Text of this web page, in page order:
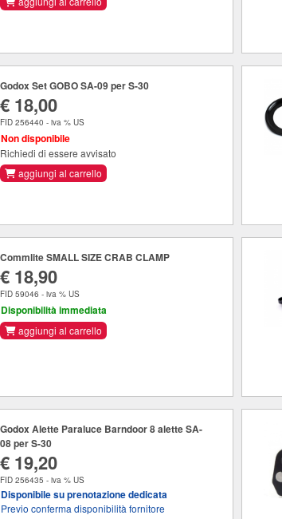
Godox Set GOBO SA-09 per S-30
€ 18,00
FID 256440 - iva % US
Non disponibile
Richiedi di essere avvisato
aggiungi al carrello
Commlite SMALL SIZE CRAB CLAMP
€ 18,90
FID 59046 - iva % US
Disponibilità immediata
aggiungi al carrello
Godox Alette Paraluce Barndoor 8 alette SA-
08 per S-30
€ 19,20
FID 256435 - iva % US
Disponibile su prenotazione dedicata
Previo conferma disponibilità fornitore